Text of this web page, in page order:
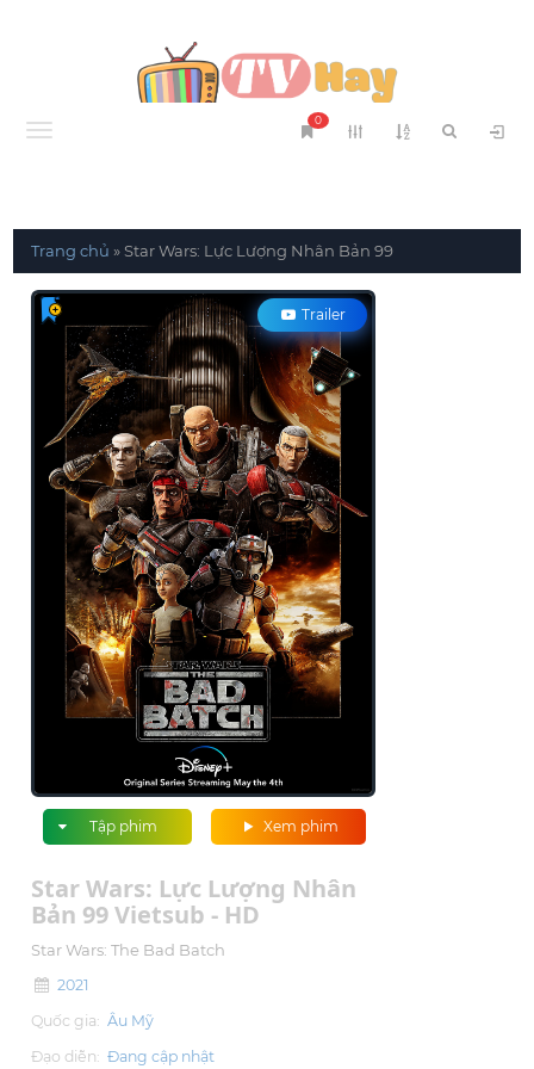
Menu
0
Trang chủ »Star Wars: Lực Lượng Nhân Bản 99
Trailer
Xem phim
Tập phim
Star Wars: Lực Lượng Nhân
Bản 99 Vietsub - HD
Star Wars: The Bad Batch
2021
Quốc gia: Âu Mỹ
Đạo diễn: Đang cập nhật